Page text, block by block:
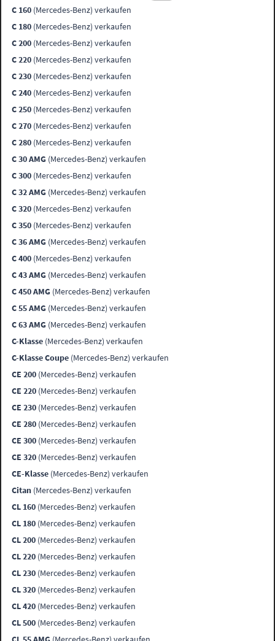
C 160 (Mercedes-Benz) verkaufen
C 180 (Mercedes-Benz) verkaufen
C 200 (Mercedes-Benz) verkaufen
C 220 (Mercedes-Benz) verkaufen
C 230 (Mercedes-Benz) verkaufen
C 240 (Mercedes-Benz) verkaufen
C 250 (Mercedes-Benz) verkaufen
C 270 (Mercedes-Benz) verkaufen
C 280 (Mercedes-Benz) verkaufen
C 30 AMG (Mercedes-Benz) verkaufen
C 300 (Mercedes-Benz) verkaufen
C 32 AMG (Mercedes-Benz) verkaufen
C 320 (Mercedes-Benz) verkaufen
C 350 (Mercedes-Benz) verkaufen
C 36 AMG (Mercedes-Benz) verkaufen
C 400 (Mercedes-Benz) verkaufen
C 43 AMG (Mercedes-Benz) verkaufen
C 450 AMG (Mercedes-Benz) verkaufen
C 55 AMG (Mercedes-Benz) verkaufen
C 63 AMG (Mercedes-Benz) verkaufen
C-Klasse (Mercedes-Benz) verkaufen
C-Klasse Coupe (Mercedes-Benz) verkaufen
CE 200 (Mercedes-Benz) verkaufen
CE 220 (Mercedes-Benz) verkaufen
CE 230 (Mercedes-Benz) verkaufen
CE 280 (Mercedes-Benz) verkaufen
CE 300 (Mercedes-Benz) verkaufen
CE 320 (Mercedes-Benz) verkaufen
CE-Klasse (Mercedes-Benz) verkaufen
Citan (Mercedes-Benz) verkaufen
CL 160 (Mercedes-Benz) verkaufen
CL 180 (Mercedes-Benz) verkaufen
CL 200 (Mercedes-Benz) verkaufen
CL 220 (Mercedes-Benz) verkaufen
CL 230 (Mercedes-Benz) verkaufen
CL 320 (Mercedes-Benz) verkaufen
CL 420 (Mercedes-Benz) verkaufen
CL 500 (Mercedes-Benz) verkaufen